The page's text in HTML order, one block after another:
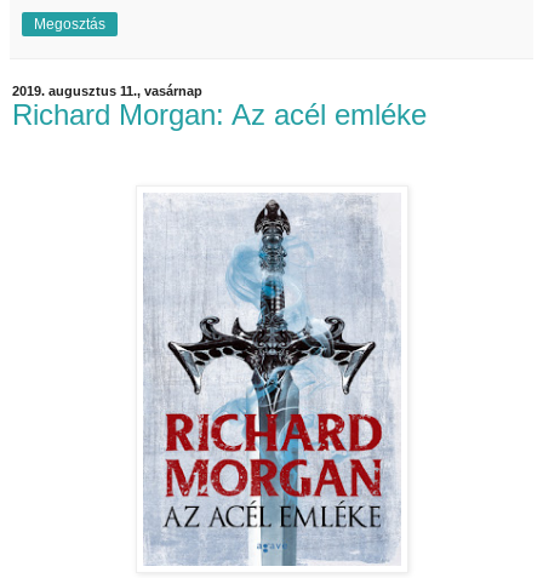
Megosztás
2019. augusztus 11., vasárnap
Richard Morgan: Az acél emléke